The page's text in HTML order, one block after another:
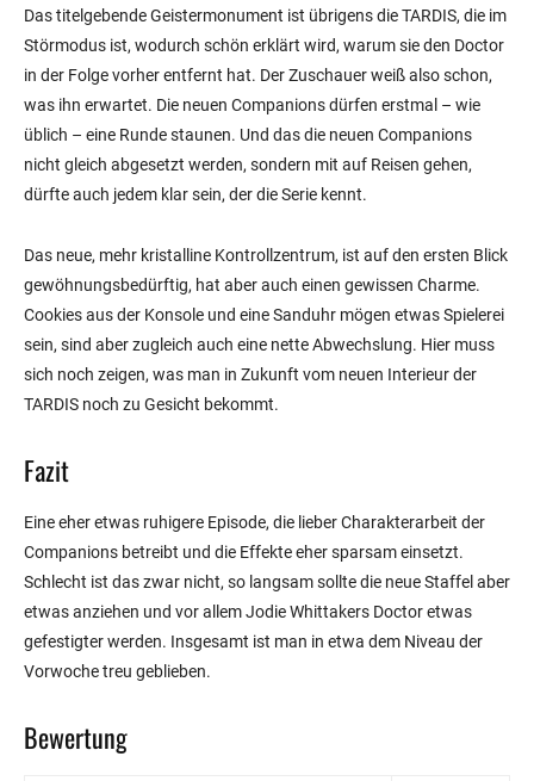
Das titelgebende Geistermonument ist übrigens die TARDIS, die im
Störmodus ist, wodurch schön erklärt wird, warum sie den Doctor
in der Folge vorher entfernt hat. Der Zuschauer weiß also schon,
was ihn erwartet. Die neuen Companions dürfen erstmal – wie
üblich – eine Runde staunen. Und das die neuen Companions
nicht gleich abgesetzt werden, sondern mit auf Reisen gehen,
dürfte auch jedem klar sein, der die Serie kennt.
Das neue, mehr kristalline Kontrollzentrum, ist auf den ersten Blick
gewöhnungsbedürftig, hat aber auch einen gewissen Charme.
Cookies aus der Konsole und eine Sanduhr mögen etwas Spielerei
sein, sind aber zugleich auch eine nette Abwechslung. Hier muss
sich noch zeigen, was man in Zukunft vom neuen Interieur der
TARDIS noch zu Gesicht bekommt.
Fazit
Eine eher etwas ruhigere Episode, die lieber Charakterarbeit der
Companions betreibt und die Effekte eher sparsam einsetzt.
Schlecht ist das zwar nicht, so langsam sollte die neue Staffel aber
etwas anziehen und vor allem Jodie Whittakers Doctor etwas
gefestigter werden. Insgesamt ist man in etwa dem Niveau der
Vorwoche treu geblieben.
Bewertung